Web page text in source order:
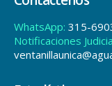
WhatsApp: 315-
Notificaciones